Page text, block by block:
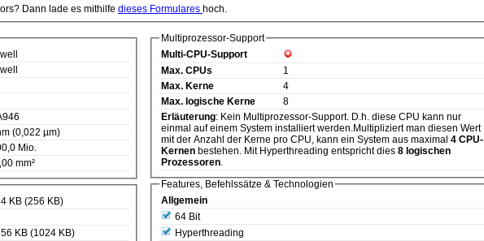
Dann lade es mithilfe dieses Formulares hoch.
(0,022 µm)
Mio.
mm²
KB (256 KB)
KB (1024 KB)
Multiprozessor-Support
Multi-CPU-Support
Max. CPUs
1
Max. Kerne
4
Max. logische Kerne
8
Erläuterung: Kein Multiprozessor-Support. D.h. diese CPU kann nur
einmal auf einem System installiert werden.Multipliziert man diesen Wert
mit der Anzahl der Kerne pro CPU, kann ein System aus maximal 4 CPU-
Kernen bestehen. Mit Hyperthreading entspricht dies 8 logischen
Prozessoren.
Features, Befehlssätze & Technologien
Allgemein
64 Bit
Hyperthreading